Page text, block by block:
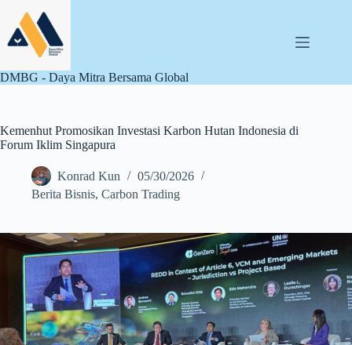
content
DMBG - Daya Mitra Bersama Global
Kemenhut Promosikan Investasi Karbon Hutan Indonesia di
Forum Iklim Singapura
Konrad Kun
05/30/2026
Berita Bisnis, Carbon Trading